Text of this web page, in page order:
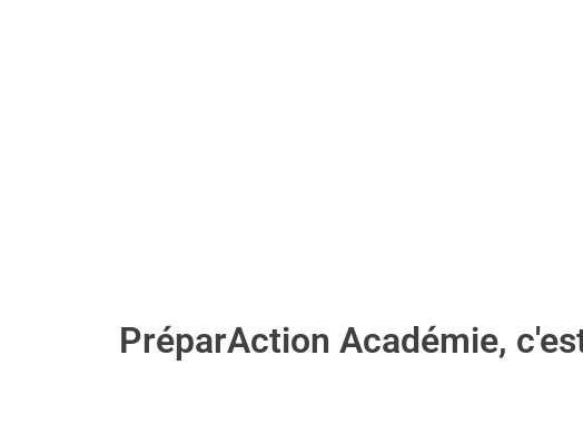
PréparAction Académie,